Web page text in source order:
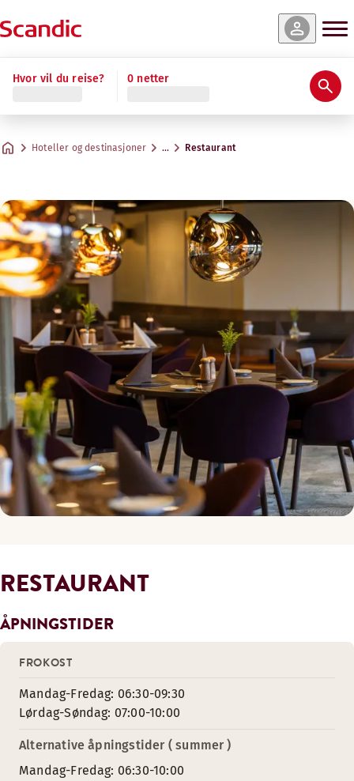
Hvor vil du reise? 0 netter
Hoteller og destinasjoner … Restaurant
RESTAURANT
ÅPNINGSTIDER
FROKOST
Mandag-Fredag: 06:30-09:30
Lørdag-Søndag: 07:00-10:00
Alternative åpningstider ( summer )
Mandag-Fredag: 06:30-10:00